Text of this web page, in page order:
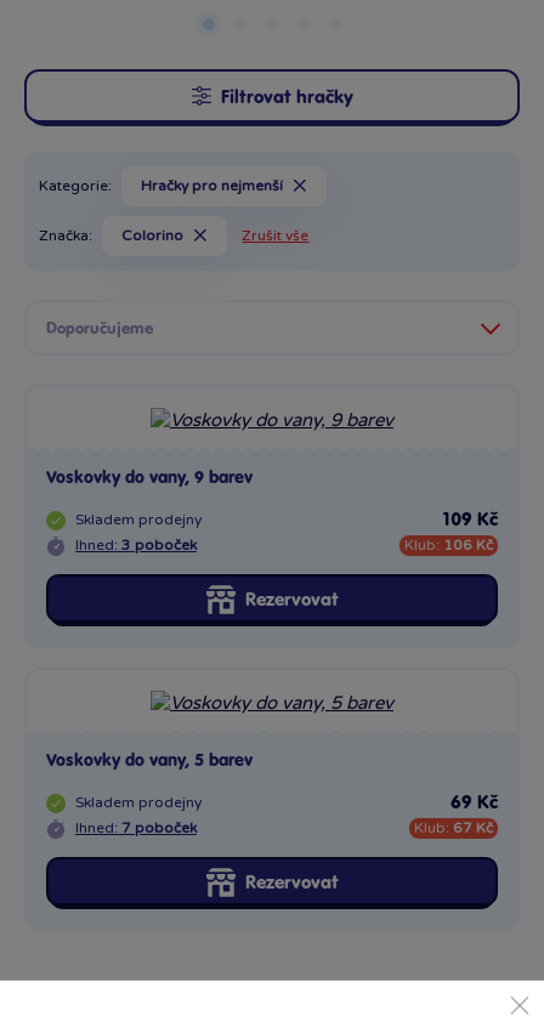
Filtrovat hračky
Kategorie: Hračky pro nejmenší
Značka: Colorino Zrušit vše
Voskovky do vany, 9 barev
Skladem prodejny
Ihned: 3 poboček
109 Kč
Klub: 106 Kč
Rezervovat
Voskovky do vany, 5 barev
Skladem prodejny
Ihned: 7 poboček
69 Kč
Klub: 67 Kč
Rezervovat